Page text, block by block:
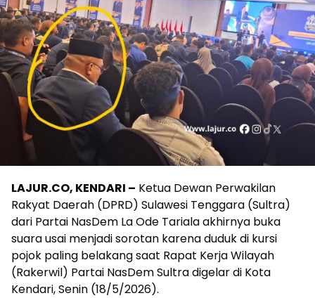
LAJUR.CO, KENDARI – Ketua Dewan Perwakilan
Rakyat Daerah (DPRD) Sulawesi Tenggara (Sultra)
dari Partai NasDem La Ode Tariala akhirnya buka
suara usai menjadi sorotan karena duduk di kursi
pojok paling belakang saat Rapat Kerja Wilayah
(Rakerwil) Partai NasDem Sultra digelar di Kota
Kendari, Senin (18/5/2026).